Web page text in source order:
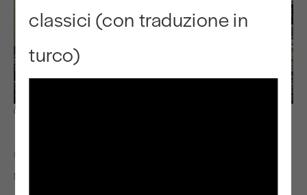
classici (con traduzione in
turco)
Osservare e imparare
INSEGNANTE
Mejo Wiggin